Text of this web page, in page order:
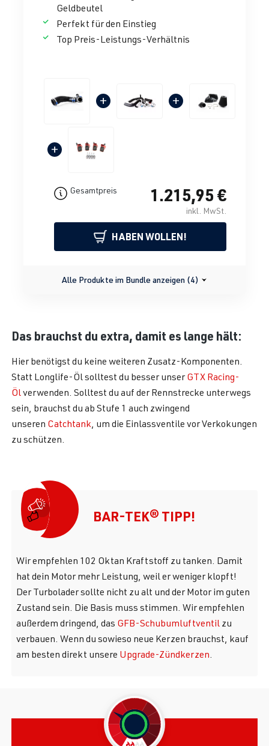
Geldbeutel
Perfekt für den Einstieg
Top Preis-Leistungs-Verhältnis
+ +
+
Gesamtpreis 1.215,95 €
inkl. MwSt.
HABEN WOLLEN!
Alle Produkte im Bundle anzeigen (4)
Das brauchst du extra, damit es lange hält:
Hier benötigst du keine weiteren Zusatz-Komponenten.
Statt Longlife-Öl solltest du besser unserGTX Racing-
Öl verwenden. Solltest du auf der Rennstrecke unterwegs
sein, brauchst du ab Stufe 1 auch zwingend
unseren Catchtank , um die Einlassventile vor Verkokungen
zu schützen.
BAR-TEK® TIPP!
Wir empfehlen 102 Oktan Kraftstoff zu tanken. Damit
hat dein Motor mehr Leistung, weil er weniger klopft!
Der Turbolader sollte nicht zu alt und der Motor im guten
Zustand sein. Die Basis muss stimmen. Wir empfehlen
außerdem dringend, das GFB-Schubumluftventil zu
verbauen. Wenn du sowieso neue Kerzen brauchst, kauf
am besten direkt unsere Upgrade-Zündkerzen